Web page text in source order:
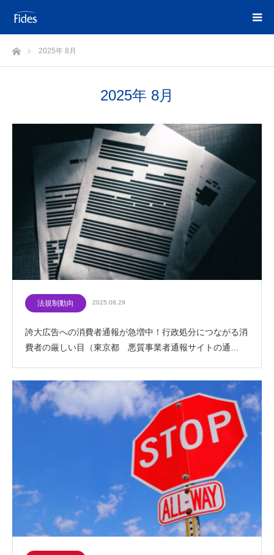
ホーム2025年 8月
2025年 8月
法規制動向 2025.08.29
誇大広告への消費者通報が急増中！行政処分につながる消
費者の厳しい目（東京都 悪質事業者通報サイトの通…